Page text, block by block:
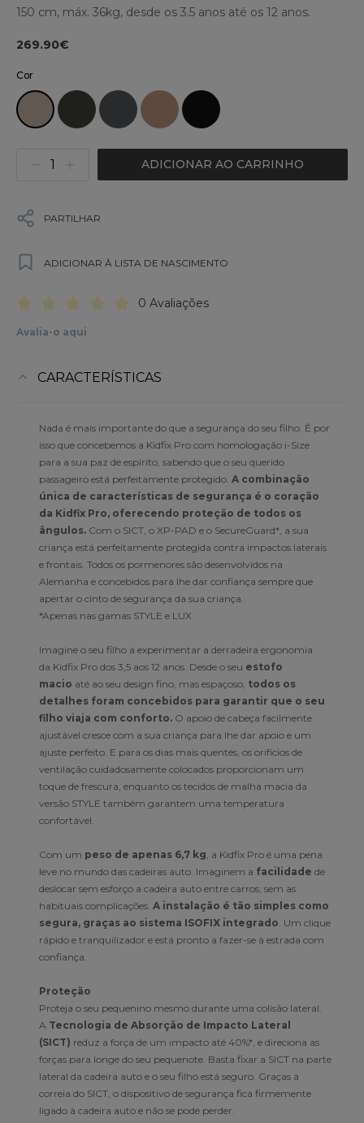
150 cm, máx. 36kg, desde os 3.5 anos até os 12 anos.
269.90€
Cor
ADICIONAR AO CARRINHO
PARTILHAR
ADICIONAR À LISTA DE NASCIMENTO
0 Avaliações
Avalia-o aqui
CARACTERÍSTICAS
Nada é mais importante do que a segurança do seu filho. É por
isso que concebemos a Kidfix Pro com homologação i-Size
para a sua paz de espírito, sabendo que o seu querido
passageiro está perfeitamente protegido. A combinação
única de características de segurança é o coração
da Kidfix Pro, oferecendo proteção de todos os
ângulos. Com o SICT, o XP-PAD e o SecureGuard*, a sua
criança está perfeitamente protegida contra impactos laterais
e frontais. Todos os pormenores são desenvolvidos na
Alemanha e concebidos para lhe dar confiança sempre que
apertar o cinto de segurança da sua criança.
*Apenas nas gamas STYLE e LUX
Imagine o seu filho a experimentar a derradeira ergonomia
da Kidfix Pro dos 3,5 aos 12 anos. Desde o seu estofo
macio até ao seu design fino, mas espaçoso, todos os
detalhes foram concebidos para garantir que o seu
filho viaja com conforto. O apoio de cabeça facilmente
ajustável cresce com a sua criança para lhe dar apoio e um
ajuste perfeito. E para os dias mais quentes, os orifícios de
ventilação cuidadosamente colocados proporcionam um
toque de frescura, enquanto os tecidos de malha macia da
versão STYLE também garantem uma temperatura
confortável.
Com um peso de apenas 6,7 kg , a Kidfix Pro é uma pena
leve no mundo das cadeiras auto. Imaginem a facilidade de
deslocar sem esforço a cadeira auto entre carros, sem as
habituais complicações. A instalação é tão simples como
segura, graças ao sistema ISOFIX integrado . Um clique
rápido e tranquilizador e está pronto a fazer-se à estrada com
confiança.
Proteção
Proteja o seu pequenino mesmo durante uma colisão lateral.
A Tecnologia de Absorção de Impacto Lateral
(SICT) reduz a força de um impacto até 40%*, e direciona as
forças para longe do seu pequenote. Basta fixar a SICT na parte
lateral da cadeira auto e o seu filho está seguro. Graças à
correia do SICT, o dispositivo de segurança fica firmemente
ligado à cadeira auto e não se pode perder.